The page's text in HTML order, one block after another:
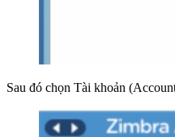
Sau đó chọn Tài khoản